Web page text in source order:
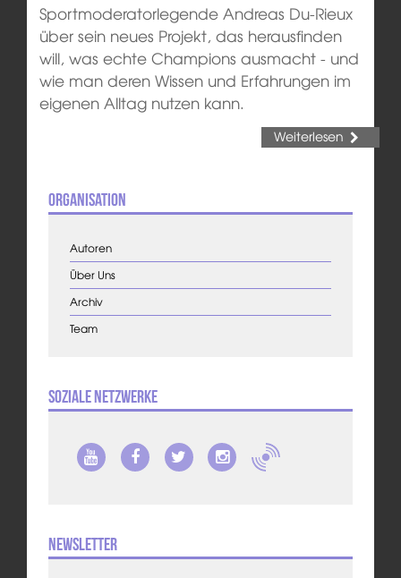
Sportmoderatorlegende Andreas Du-Rieux
über sein neues Projekt, das herausfinden
will, was echte Champions ausmacht - und
wie man deren Wissen und Erfahrungen im
eigenen Alltag nutzen kann.
Weiterlesen
Organisation
Autoren
Über Uns
Archiv
Team
Soziale Netzwerke
Newsletter